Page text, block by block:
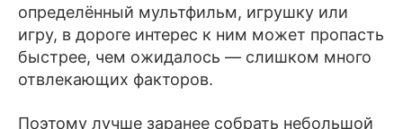
определённый мультфильм, игрушку или
игру, в дороге интерес к ним может пропасть
быстрее, чем ожидалось — слишком много
отвлекающих факторов.
Поэтому лучше заранее собрать небольшой